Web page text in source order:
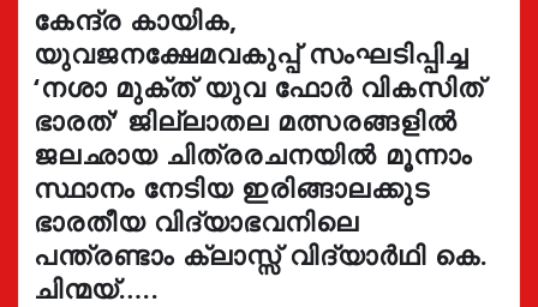
കേന്ദ്ര കായിക,
യുവജനക്ഷേമവകുപ്പ് സംഘടിപ്പിച്ച
‘നശാ മുക്ത് യുവ ഫോർ വികസിത്
ഭാരത്’ ജില്ലാതല മത്സരങ്ങളിൽ
ജലഛായ ചിത്രരചനയിൽ മൂന്നാം
സ്ഥാനം നേടിയ ഇരിങ്ങാലക്കുട
ഭാരതീയ വിദ്യാഭവനിലെ
പന്ത്രണ്ടാം ക്ലാസ്സ് വിദ്യാർഥി കെ.
ചിന്മയ്…..